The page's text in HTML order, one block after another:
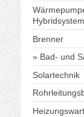
Brenner
Bad- und
Solartechnik